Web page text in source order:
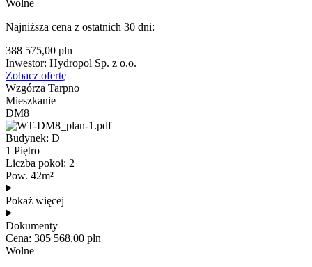
Wolne
Najniższa cena z ostatnich 30 dni:
388 575,00 pln
Inwestor: Hydropol Sp. z o.o.
Zobacz ofertę
Wzgórza Tarpno
Mieszkanie
DM8
Budynek: D
1 Piętro
Liczba pokoi: 2
Pow. 42m²
Pokaż więcej
Dokumenty
Cena: 305 568,00 pln
Wolne